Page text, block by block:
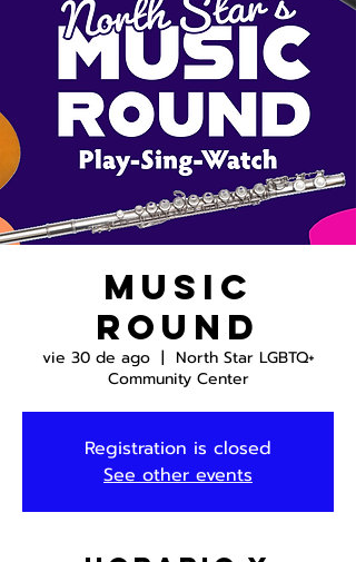
Music
Round
vie 30 de ago
  |
North Star LGBTQ+
Community Center
Registration is closed
See other events